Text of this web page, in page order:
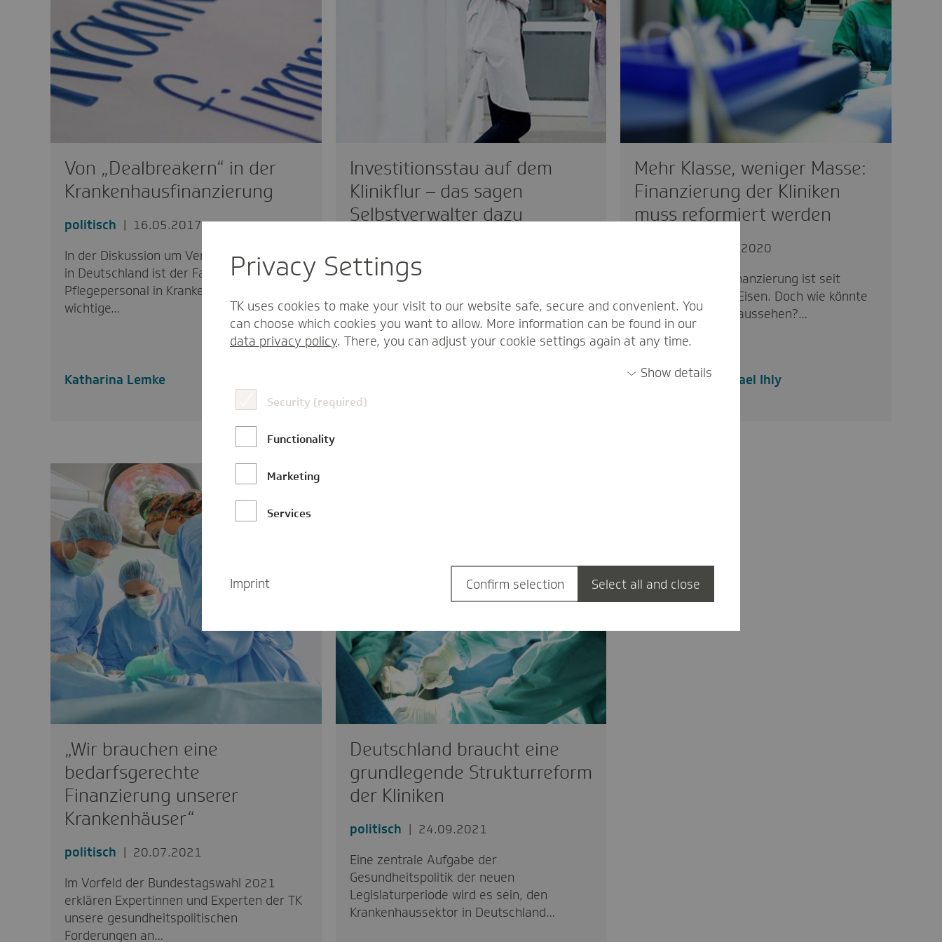
Von „Dealbreakern“ in der
Kranken­haus­fi­nan­zierung
politisch
16.05.2017
In der Diskussion um Versorgungsqualität
in Deutschland ist der Faktor
Pflegepersonal in Krankenhäusern eine
wichtige…
Katharina Lemke
Investitionsstau auf dem
Klinikflur – das sagen
Selbstverwalter dazu
Joachim Feldmann ist
Verwaltungsrat der TK und Mitglied des
Finanzausschusses. Im Interview erläutert
er,…
Mehr Klasse, weniger Masse:
Finanzierung der Kliniken
muss reformiert werden
12.09.2020
Die Krankenhausfinanzierung ist seit
Jahren ein heißes Eisen. Doch wie könnte
eine neue Lösung aussehen?…
Michael Ihly
„Wir brauchen eine
bedarfsgerechte
Finanzierung unserer
Krankenhäuser“
politisch
20.07.2021
Im Vorfeld der Bundestagswahl 2021
erklären Expertinnen und Experten der TK
unsere gesundheitspolitischen
Forderungen an…
Deutschland braucht eine
grundlegende Strukturreform
der Kliniken
politisch
24.09.2021
Eine zentrale Aufgabe der
Gesundheitspolitik der neuen
Legislaturperiode wird es sein, den
Krankenhaussektor in Deutschland…
Privacy Settings
TK uses cookies to make your visit to our website safe, secure and convenient. You
can choose which cookies you want to allow. More information can be found in our
data privacy policy. There, you can adjust your cookie settings again at any time.
Show details
Security (required)
Functionality
Marketing
Services
Imprint Confirm selection Select all and close